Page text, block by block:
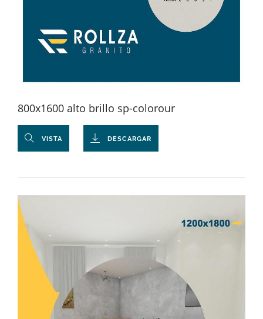
800x1600 alto brillo sp-colorour
VISTA DESCARGAR